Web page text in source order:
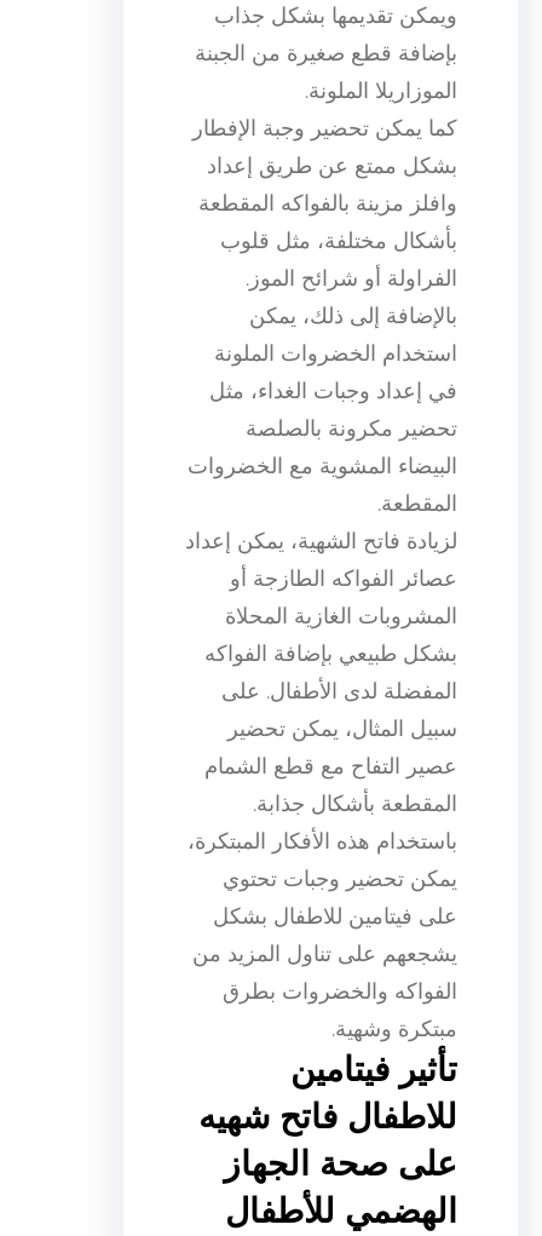
ويمكن تقديمها بشكل جذاب
بإضافة قطع صغيرة من الجبنة
الموزاريلا الملونة.
كما يمكن تحضير وجبة الإفطار
بشكل ممتع عن طريق إعداد
وافلز مزينة بالفواكه المقطعة
بأشكال مختلفة، مثل قلوب
الفراولة أو شرائح الموز.
بالإضافة إلى ذلك، يمكن
استخدام الخضروات الملونة
في إعداد وجبات الغداء، مثل
تحضير مكرونة بالصلصة
البيضاء المشوية مع الخضروات
المقطعة.
لزيادة فاتح الشهية، يمكن إعداد
عصائر الفواكه الطازجة أو
المشروبات الغازية المحلاة
بشكل طبيعي بإضافة الفواكه
المفضلة لدى الأطفال. على
سبيل المثال، يمكن تحضير
عصير التفاح مع قطع الشمام
المقطعة بأشكال جذابة.
باستخدام هذه الأفكار المبتكرة،
يمكن تحضير وجبات تحتوي
على فيتامين للاطفال بشكل
يشجعهم على تناول المزيد من
الفواكه والخضروات بطرق
مبتكرة وشهية.
تأثير فيتامين
للاطفال فاتح شهيه
على صحة الجهاز
الهضمي للأطفال